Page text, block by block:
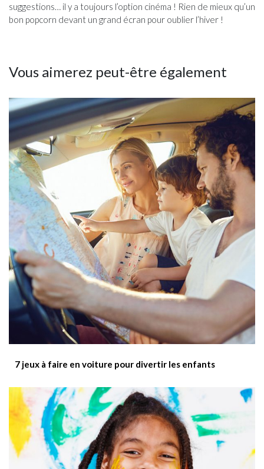
suggestions… il y a toujours l’option cinéma ! Rien de mieux qu’un
bon popcorn devant un grand écran pour oublier l’hiver !
Vous aimerez peut-être également
7 jeux à faire en voiture pour divertir les enfants